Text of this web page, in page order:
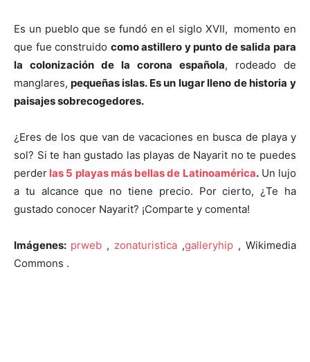
Es un pueblo que se fundó en el siglo XVII, momento en
que fue construido como astillero y punto de salida para
la colonización de la corona española, rodeado de
manglares, pequeñas islas. Es un lugar lleno de historia y
paisajes sobrecogedores.
¿Eres de los que van de vacaciones en busca de playa y
sol? Si te han gustado las playas de Nayarit no te puedes
perder las 5 playas más bellas de Latinoamérica.Un lujo
a tu alcance que no tiene precio. Por cierto, ¿Te ha
gustado conocer Nayarit? ¡Comparte y comenta!
Imágenes: prweb , zonaturistica ,galleryhip , Wikimedia
Commons .